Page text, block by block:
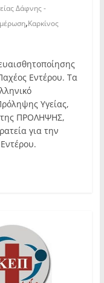
Δάφνης -
,Καρκίνος
Εντέρου. Τα
Υγείας,
της ΠΡΟΛΗΨΗΣ,
για την